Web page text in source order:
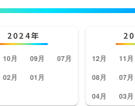
2024年
10月 09月
07月
02月 01月
12月 11月
08月
07月
04月
03月